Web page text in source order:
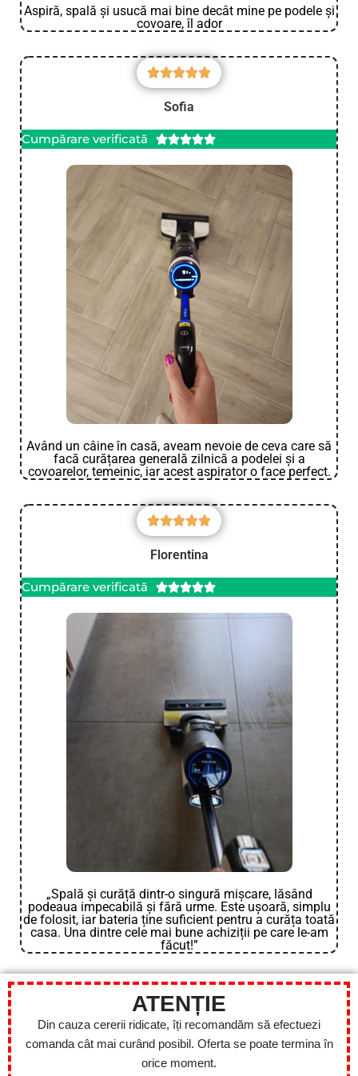
Aspiră, spală și usucă mai bine decât mine pe podele și
covoare, îl ador
Sofia
Cumpărare verificată 
Având un câine în casă, aveam nevoie de ceva care să
facă curățarea generală zilnică a podelei și a
covoarelor, temeinic, iar acest aspirator o face perfect.
Florentina
Cumpărare verificată 
„Spală și curăță dintr-o singură mișcare, lăsând
podeaua impecabilă și fără urme. Este ușoară, simplu
de folosit, iar bateria ține suficient pentru a curăța toată
casa. Una dintre cele mai bune achiziții pe care le-am
făcut!”
ATENȚIE
Din cauza cererii ridicate, îți recomandăm să efectuezi
comanda cât mai curând posibil. Oferta se poate termina în
orice moment.